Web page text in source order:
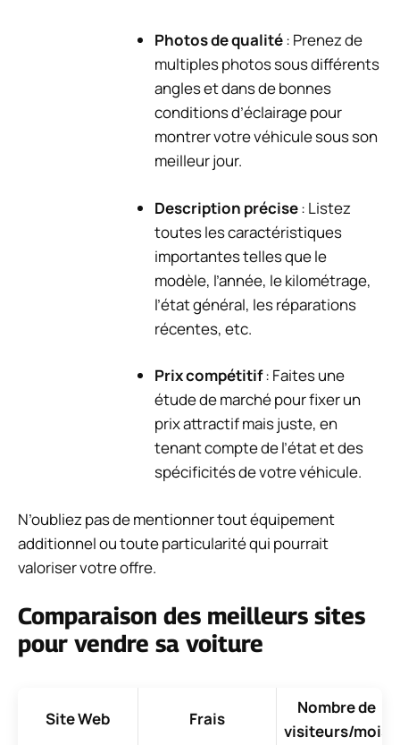
Photos de qualité: Prenez de
multiples photos sous différents
angles et dans de bonnes
conditions d’éclairage pour
montrer votre véhicule sous son
meilleur jour.
Description précise: Listez
toutes les caractéristiques
importantes telles que le
modèle, l’année, le kilométrage,
l’état général, les réparations
récentes, etc.
Prix compétitif: Faites une
étude de marché pour fixer un
prix attractif mais juste, en
tenant compte de l’état et des
spécificités de votre véhicule.
N’oubliez pas de mentionner tout équipement
additionnel ou toute particularité qui pourrait
valoriser votre offre.
Comparaison des meilleurs sites
pour vendre sa voiture
Site Web Frais
Nombre de
visiteurs/mois